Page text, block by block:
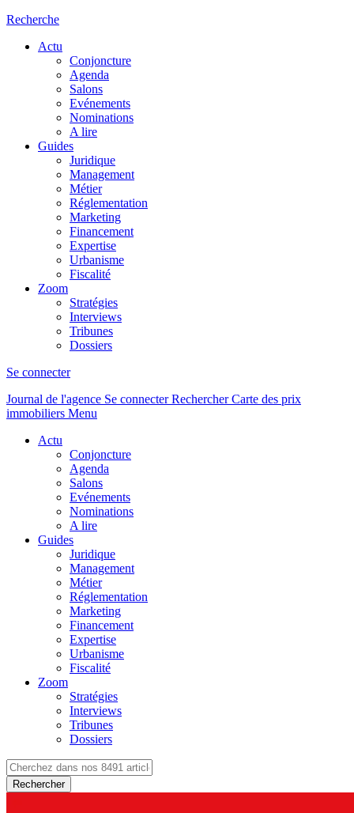
Recherche
Actu
Conjoncture
Agenda
Salons
Evénements
Nominations
A lire
Guides
Juridique
Management
Métier
Réglementation
Marketing
Financement
Expertise
Urbanisme
Fiscalité
Zoom
Stratégies
Interviews
Tribunes
Dossiers
Se connecter
Journal de l'agence Se connecterRechercher Carte des prix
immobiliers Menu
Actu
Conjoncture
Agenda
Salons
Evénements
Nominations
A lire
Guides
Juridique
Management
Métier
Réglementation
Marketing
Financement
Expertise
Urbanisme
Fiscalité
Zoom
Stratégies
Interviews
Tribunes
Dossiers
Rechercher